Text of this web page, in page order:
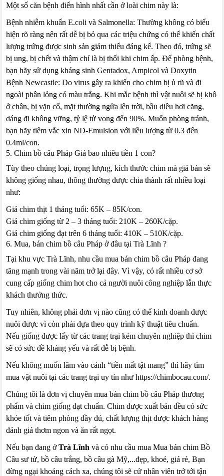
Một số căn bệnh điển hình nhất cần ở loài chim này là:
Bệnh nhiễm khuẩn E.coli và Salmonella: Thường không có biểu
hiện rõ ràng nên rất dễ bị bỏ qua các triệu chứng có thể khiến chất
lượng trứng được sinh sản giảm thiểu đáng kể. Theo đó, trứng sẽ
bị ung, bị chết và thậm chí là bị thối khi chim ấp. Để phòng bệnh,
bạn hãy sử dụng kháng sinh Gentadox, Ampicol và Doxytin
Bệnh Newcastle: Do virus gây ra khiến cho chim bị ủ rũ và đi
ngoài phân lỏng có màu trắng. Khi mắc bệnh thì vật nuôi sẽ bị khô
ở chân, bị vặn cổ, mặt thường ngửa lên trời, bầu diều hơi căng,
dáng đi không vững, tỷ lệ tử vong đến 90%. Muốn phòng tránh,
bạn hãy tiêm vắc xin ND-Emulsion với liều lượng từ 0.3 đến
0.4ml/con.
5. Chim bồ câu Pháp Giá bao nhiêu tiền 1 con?
Tùy theo chủng loại, trọng lượng, kích thước chim mà giá bán sẽ
không giống nhau, thông thường được chia thành rất nhiều loại
như:
Giá chim thịt 1 tháng tuổi: 65K – 85K/con.
Giá chim giống từ 2 – 3 tháng tuổi: 210K – 260K/cặp.
Giá chim giống đạt trên 6 tháng tuổi: 410K – 510K/cặp.
6. Mua, bán chim bồ câu Pháp ở đâu tại Trà Lĩnh ?
Tại khu vực Trà Lĩnh, nhu cầu mua bán chim bồ câu Pháp đang
tăng mạnh trong vài năm trở lại đây. Vì vậy, có rất nhiều cơ sở
cung cấp giống chim hot cho cả người nuôi công nghiệp lẫn thực
khách thưởng thức.
Tuy nhiên, không phải đơn vị nào cũng có thể kinh doanh được
nuôi được vì còn phải dựa theo quy trình kỹ thuật tiêu chuẩn.
Nếu giống được lấy từ các trang trại kém chuyên nghiệp thì chim
sẽ có sức đề kháng yếu và rất dễ bị bệnh.
Nếu không muốn lâm vào cảnh “tiền mất tật mang” thì hãy tìm
mua vật nuôi tại các trang trại uy tín như https://chimbocau.com/.
Chúng tôi là đơn vị chuyên mua bán chim bồ câu Pháp thương
phẩm và chim giống đạt chuẩn. Chim được xuất bán đều có sức
khỏe tốt và tiêm phòng đầy đủ, chất lượng thịt được khách hàng
đánh giá thơm ngon và ăn rất ngọt.
Nếu bạn đang ởTrà Lĩnh và có nhu cầu mua Mua bán chim Bồ
Câu sư tử, bồ câu trắng, bồ câu gà Mỹ,...đẹp, khoẻ, giá rẻ, Bạn
đừng ngại khoảng cách xa, chúng tôi sẽ cử nhân viên trở tới tận